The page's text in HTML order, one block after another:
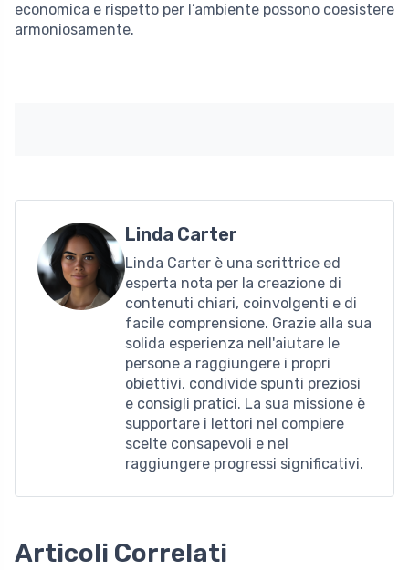
economica e rispetto per l’ambiente possono coesistere
armoniosamente.
Linda Carter
Linda Carter è una scrittrice ed
esperta nota per la creazione di
contenuti chiari, coinvolgenti e di
facile comprensione. Grazie alla sua
solida esperienza nell'aiutare le
persone a raggiungere i propri
obiettivi, condivide spunti preziosi
e consigli pratici. La sua missione è
supportare i lettori nel compiere
scelte consapevoli e nel
raggiungere progressi significativi.
Articoli Correlati